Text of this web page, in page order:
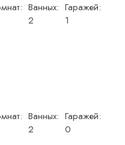
Ванных:
2
Гаражей:
1
Ванных:
2
Гаражей:
0